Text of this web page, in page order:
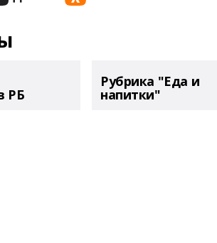
РБ
Рубрика "Еда и
напитки"